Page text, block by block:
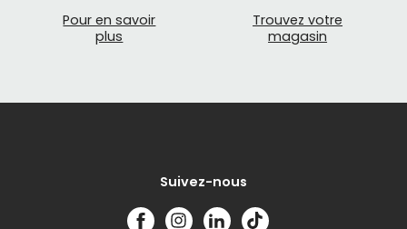
dérive-chaîne
outil pour pédalier
coffre à outils
Pour en savoir
plus
Trouvez votre
magasin
Suivez-nous